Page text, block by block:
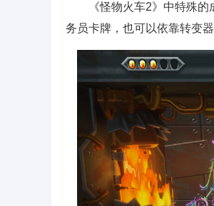
《怪物火车2》中特殊
务员卡牌，也可以依靠转变器